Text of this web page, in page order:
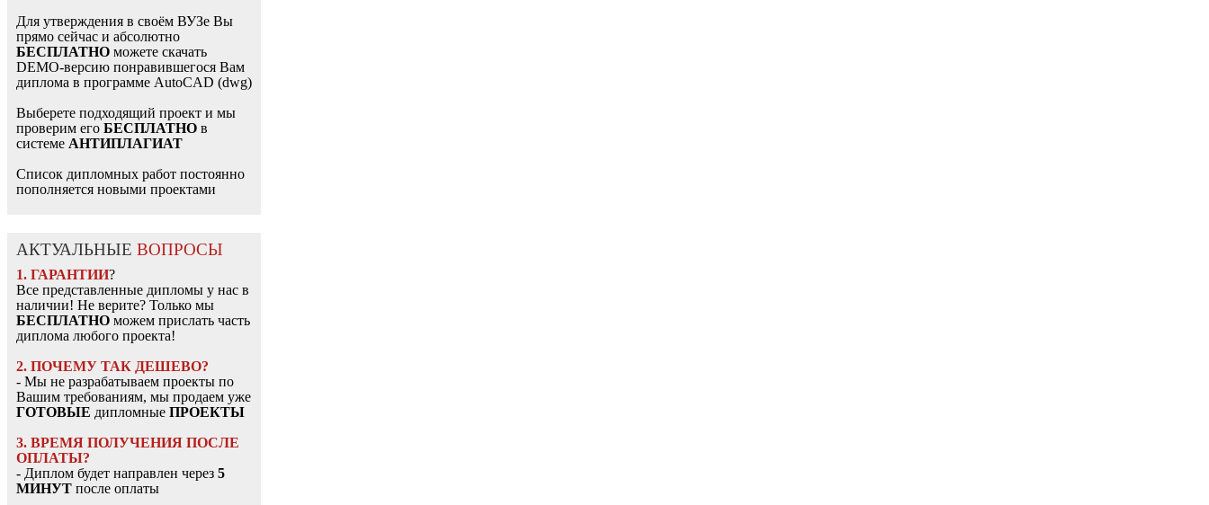
Для утверждения в своём ВУЗе Вы
прямо сейчас и абсолютно
БЕСПЛАТНО можете скачать
DEMO-версию понравившегося Вам
диплома в программе AutoCAD (dwg)
Выберете подходящий проект и мы
проверим его БЕСПЛАТНО в
системе АНТИПЛАГИАТ
Список дипломных работ постоянно
пополняется новыми проектами
АКТУАЛЬНЫЕ ВОПРОСЫ
1. ГАРАНТИИ?
Все представленные дипломы у нас в
наличии! Не верите? Только мы
БЕСПЛАТНО можем прислать часть
диплома любого проекта!
2. ПОЧЕМУ ТАК ДЕШЕВО?
- Мы не разрабатываем проекты по
Вашим требованиям, мы продаем уже
ГОТОВЫЕ дипломные ПРОЕКТЫ
3. ВРЕМЯ ПОЛУЧЕНИЯ ПОСЛЕ
ОПЛАТЫ?
- Диплом будет направлен через 5
МИНУТ после оплаты